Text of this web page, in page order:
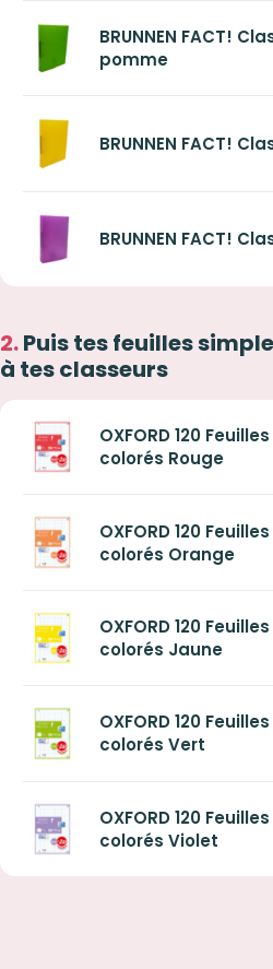
BRUNNEN FACT!
pomme
BRUNNEN FACT!
BRUNNEN FACT!
Puis tes feuilles
à tes classeurs
OXFORD 120
colorés Rouge
OXFORD 120
colorés Orange
OXFORD 120
colorés Jaune
OXFORD 120
colorés Vert
OXFORD 120
colorés Violet